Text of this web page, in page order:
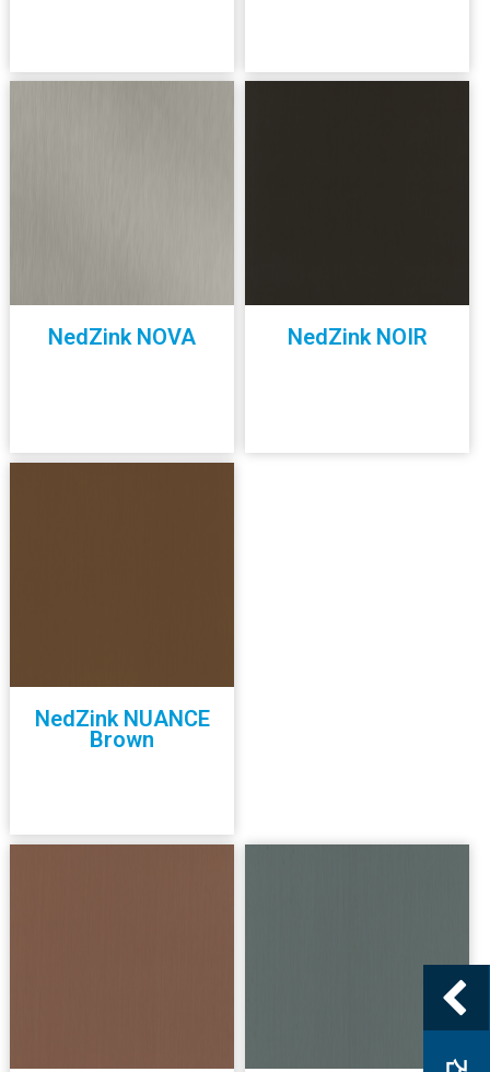
NedZink NOVA NedZink NOIR
NedZink NUANCE
Brown